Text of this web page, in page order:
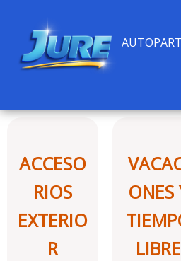
ACCESO
RIOS
EXTERIO
R
ONES
LIBRE